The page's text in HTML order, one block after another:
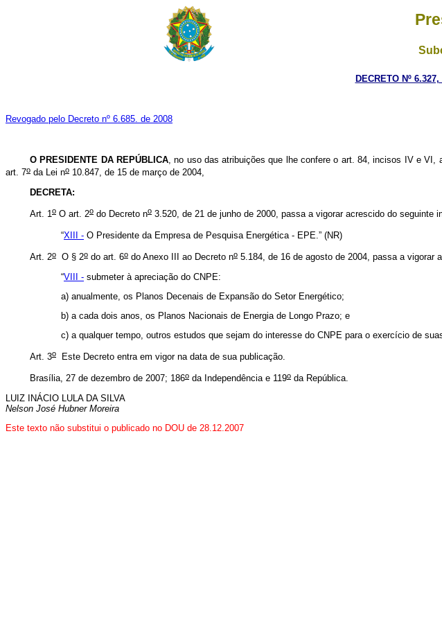
DECRETO Nº
Revogado pelo Decreto nº 6.685. de 2008
O PRESIDENTE DA REPÚBLICA, no uso das atribuições que lhe confere o art. 84, incisos IV e VI,
art. 7o da Lei no 10.847, de 15 de março de 2004,
DECRETA:
Art. 1o O art. 2o do Decreto no 3.520, de 21 de junho de 2000, passa a vigorar acrescido do seguinte
“XIII - O Presidente da Empresa de Pesquisa Energética - EPE.” (NR)
Art. 2o O § 2o do art. 6o do Anexo III ao Decreto no 5.184, de 16 de agosto de 2004, passa a vigorar
“VIII - submeter à apreciação do CNPE:
a) anualmente, os Planos Decenais de Expansão do Setor Energético;
b) a cada dois anos, os Planos Nacionais de Energia de Longo Prazo; e
c) a qualquer tempo, outros estudos que sejam do interesse do CNPE para o exercício de
Art. 3o Este Decreto entra em vigor na data de sua publicação.
Brasília, 27 de dezembro de 2007; 186o da Independência e 119o da República.
LUIZ INÁCIO LULA DA SILVA
Nelson José Hubner Moreira
Este texto não substitui o publicado no DOU de 28.12.2007